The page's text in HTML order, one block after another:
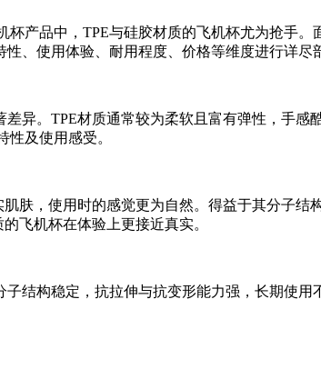
产品中，TPE与硅胶材质的飞机杯尤为抢手。
、使用体验、耐用程度、价格等维度进行详尽
异。TPE材质通常较为柔软且富有弹性，手感
及使用感受。
肤，使用时的感觉更为自然。得益于其分子结
飞机杯在体验上更接近真实。
结构稳定，抗拉伸与抗变形能力强，长期使